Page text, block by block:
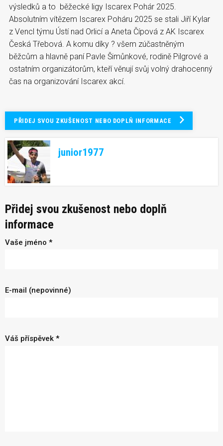
výsledků a to běžecké ligy Iscarex Pohár 2025.
Absolutním vítězem Iscarex Poháru 2025 se stali Jiří Kylar
z Vencl týmu Ústí nad Orlicí a Aneta Čípová z AK Iscarex
Česká Třebová. A komu díky ? všem zúčastněným
běžcům a hlavně paní Pavle Šimůnkové, rodině Pilgrové a
ostatním organizátorům, kteří věnují svůj volný drahocenný
čas na organizování Iscarex akcí.
PŘIDEJ SVOU ZKUŠENOST NEBO DOPLŇ INFORMACE
junior1977
Přidej svou zkušenost nebo doplň
informace
Vaše jméno *
E-mail (nepovinné)
Váš příspěvek *